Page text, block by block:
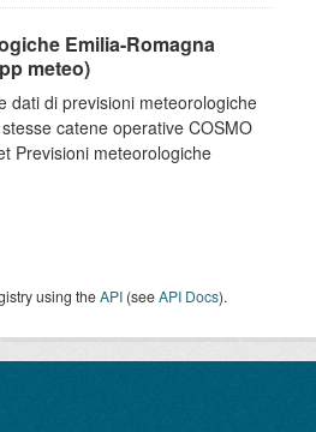
Emilia-Romagna
meteo)
dati di previsioni meteorologiche
catene operative COSMO
Previsioni meteorologiche
using theAPI (seeAPI Docs).